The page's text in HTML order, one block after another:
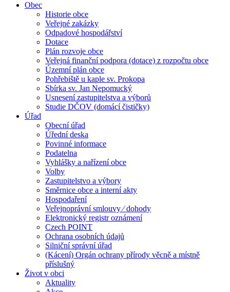
Obec
Historie obce
Veřejné zakázky
Odpadové hospodářství
Dotace
Plán rozvoje obce
Veřejná finanční podpora (dotace) z rozpočtu obce
Územní plán obce
Pohřebiště u kaple sv. Prokopa
Sbírka sv. Jan Nepomucký
Usnesení zastupitelstva a výborů
Studie DČOV (domácí čističky)
Úřad
Obecní úřad
Úřední deska
Povinné informace
Podatelna
Vyhlášky a nařízení obce
Volby
Zastupitelstvo a výbory
Směrnice obce a interní akty
Hospodaření
Veřejnoprávní smlouvy ⁄ dohody
Elektronický registr oznámení
Czech POINT
Ochrana osobních údajů
Silniční správní úřad
(Kácení) Orgán ochrany přírody věcně a místně
příslušný
Život v obci
Aktuality